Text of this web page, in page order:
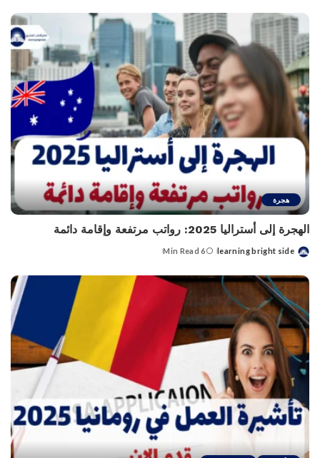
هجرة
الهجرة إلى أستراليا 2025: رواتب مرتفعة وإقامة دائمة
Posted
learning bright side
6 Min Read